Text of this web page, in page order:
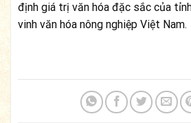
định giá trị văn hóa đặc sắc của
vinh văn hóa nông nghiệp Việt Nam.